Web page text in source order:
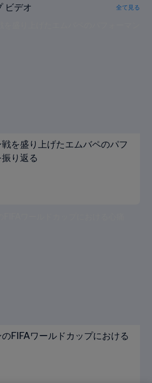
ビデオ 全て見る
を盛り上げたエムバペのパフ
り返る
FIFAワールドカップにおける